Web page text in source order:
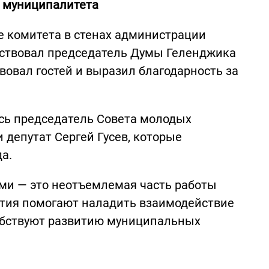
в стенах администрации
председатель Думы Геленджика
гостей и выразил благодарность за
председатель Совета молодых
Сергей Гусев, которые
— это неотъемлемая часть работы
помогают наладить взаимодействие
развитию муниципальных